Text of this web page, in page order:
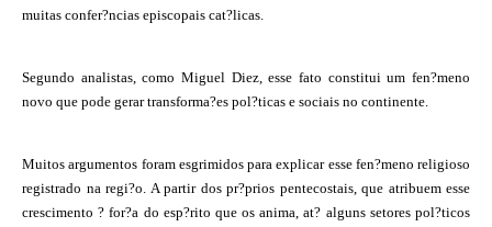
muitas confer?ncias episcopais cat?licas.
Segundo analistas, como Miguel Diez, esse fato constitui um fen?meno
novo que pode gerar transforma?es pol?ticas e sociais no continente.
Muitos argumentos foram esgrimidos para explicar esse fen?meno religioso
registrado na regi?o. A partir dos pr?prios pentecostais, que atribuem esse
crescimento ? for?a do esp?rito que os anima, at? alguns setores pol?ticos